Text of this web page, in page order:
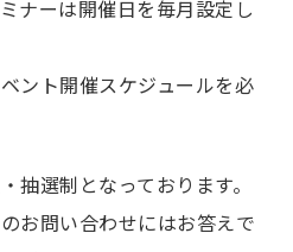
ナーは開催日を毎月設定し
ント開催スケジュールを必
抽選制となっております。
お問い合わせにはお答えで